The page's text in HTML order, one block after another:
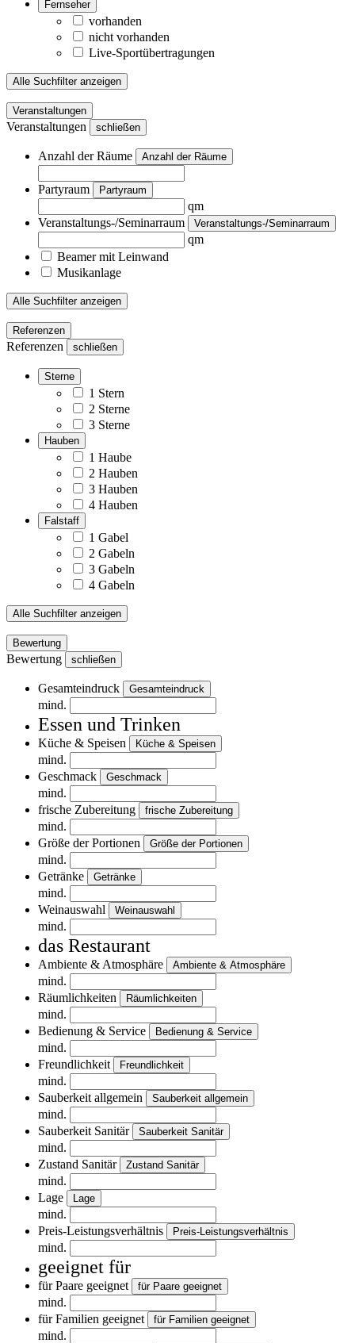
Fernseher
vorhanden
nicht vorhanden
Live-Sportübertragungen
Alle Suchfilter anzeigen
Veranstaltungen
Veranstaltungen schließen
Anzahl der Räume Anzahl der Räume
Partyraum Partyraum
qm
Veranstaltungs-/Seminarraum
Veranstaltungs-/Seminarraum
qm
Beamer mit Leinwand
Musikanlage
Alle Suchfilter anzeigen
Referenzen
Referenzen schließen
Sterne
1 Stern
2 Sterne
3 Sterne
Hauben
1 Haube
2 Hauben
3 Hauben
4 Hauben
Falstaff
1 Gabel
2 Gabeln
3 Gabeln
4 Gabeln
Alle Suchfilter anzeigen
Bewertung
Bewertung schließen
Gesamteindruck Gesamteindruck
mind.
Essen und Trinken
Küche & Speisen Küche & Speisen
mind.
Geschmack
Geschmack
mind.
frische Zubereitung
frische Zubereitung
mind.
Größe der Portionen
Größe der Portionen
mind.
Getränke
Getränke
mind.
Weinauswahl
Weinauswahl
mind.
das Restaurant
Ambiente & Atmosphäre Ambiente & Atmosphäre
mind.
Räumlichkeiten
Räumlichkeiten
mind.
Bedienung & Service
Bedienung & Service
mind.
Freundlichkeit
Freundlichkeit
mind.
Sauberkeit allgemein
Sauberkeit allgemein
mind.
Sauberkeit Sanitär
Sauberkeit Sanitär
mind.
Zustand Sanitär
Zustand Sanitär
mind.
Lage
Lage
mind.
Preis-Leistungsverhältnis
Preis-Leistungsverhältnis
mind.
geeignet für
für Paare geeignet für Paare geeignet
mind.
für Familien geeignet
für Familien geeignet
mind.